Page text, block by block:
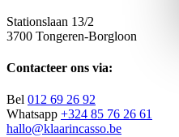
Stationslaan 13/2
3700 Tongeren-Borgloon
Contacteer ons via:
Bel 012 69 26 92
Whatsapp +324 85 76 26 61
hallo@klaarincasso.be